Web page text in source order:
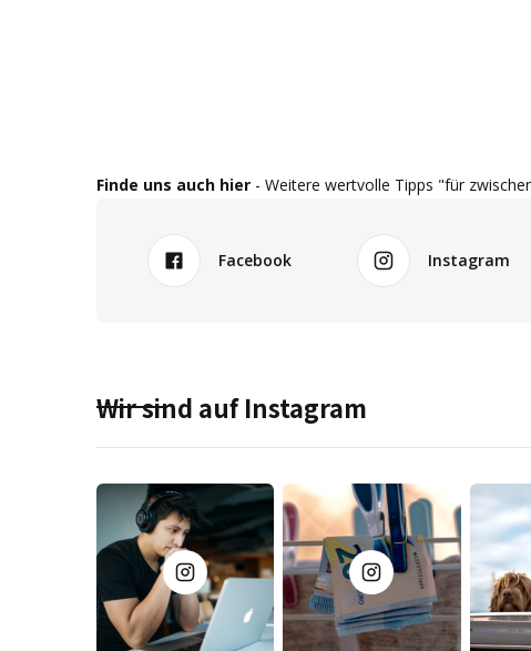
Finde uns auch hier - Weitere wertvolle Tipps "für
Facebook Instagram
Wir sind auf Instagram